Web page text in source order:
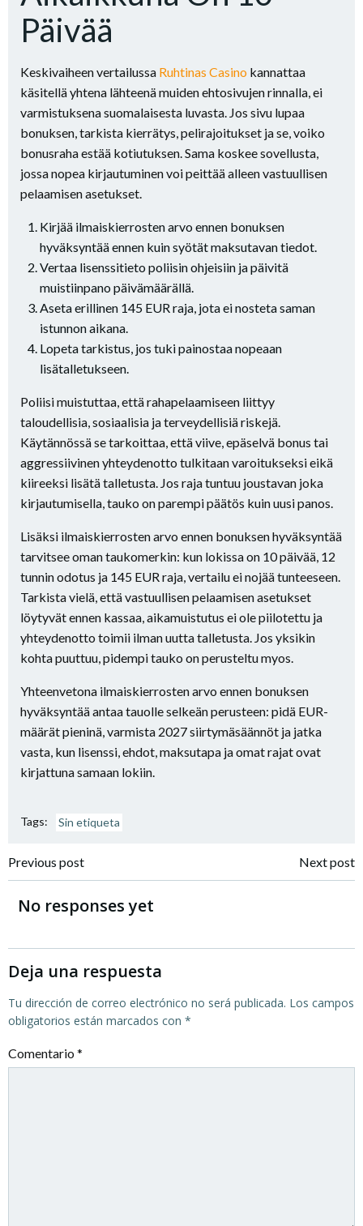
Päivää
Keskivaiheen vertailussa Ruhtinas Casino kannattaa
käsitellä yhtena lähteenä muiden ehtosivujen rinnalla, ei
varmistuksena suomalaisesta luvasta. Jos sivu lupaa
bonuksen, tarkista kierrätys, pelirajoitukset ja se, voiko
bonusraha estää kotiutuksen. Sama koskee sovellusta,
jossa nopea kirjautuminen voi peittää alleen vastuullisen
pelaamisen asetukset.
Kirjää ilmaiskierrosten arvo ennen bonuksen
hyväksyntää ennen kuin syötät maksutavan tiedot.
Vertaa lisenssitieto poliisin ohjeisiin ja päivitä
muistiinpano päivämäärällä.
Aseta erillinen 145 EUR raja, jota ei nosteta saman
istunnon aikana.
Lopeta tarkistus, jos tuki painostaa nopeaan
lisätalletukseen.
Poliisi muistuttaa, että rahapelaamiseen liittyy
taloudellisia, sosiaalisia ja terveydellisiä riskejä.
Käytännössä se tarkoittaa, että viive, epäselvä bonus tai
aggressiivinen yhteydenotto tulkitaan varoitukseksi eikä
kiireeksi lisätä talletusta. Jos raja tuntuu joustavan joka
kirjautumisella, tauko on parempi päätös kuin uusi panos.
Lisäksi ilmaiskierrosten arvo ennen bonuksen hyväksyntää
tarvitsee oman taukomerkin: kun lokissa on 10 päivää, 12
tunnin odotus ja 145 EUR raja, vertailu ei nojää tunteeseen.
Tarkista vielä, että vastuullisen pelaamisen asetukset
löytyvät ennen kassaa, aikamuistutus ei ole piilotettu ja
yhteydenotto toimii ilman uutta talletusta. Jos yksikin
kohta puuttuu, pidempi tauko on perusteltu myos.
Yhteenvetona ilmaiskierrosten arvo ennen bonuksen
hyväksyntää antaa tauolle selkeän perusteen: pidä EUR-
määrät pieninä, varmista 2027 siirtymäsäännöt ja jatka
vasta, kun lisenssi, ehdot, maksutapa ja omat rajat ovat
kirjattuna samaan lokiin.
Tags: Sin etiqueta
Navegación
por
las
entradas
Previous post
Navegación
las
Next post
No responses yet
Deja una respuesta
Tu dirección de correo electrónico no será publicada. Los campos
obligatorios están marcados con *
Comentario*